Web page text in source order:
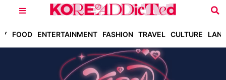
FOOD ENTERTAINMENT FASHION TRAVEL CULTURE